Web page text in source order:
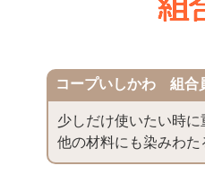
コープいしかわ 組合
少しだけ使いたい時
他の材料にも染みわた